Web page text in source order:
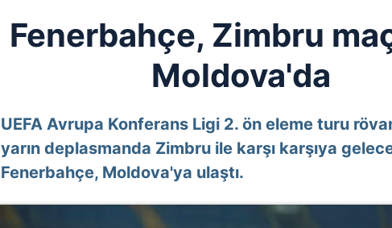
Fenerbahçe, Zimbru
Moldova'da
UEFA Avrupa Konferans Ligi 2. ön eleme turu
yarın deplasmanda Zimbru ile karşı karşıya
Fenerbahçe, Moldova'ya ulaştı.